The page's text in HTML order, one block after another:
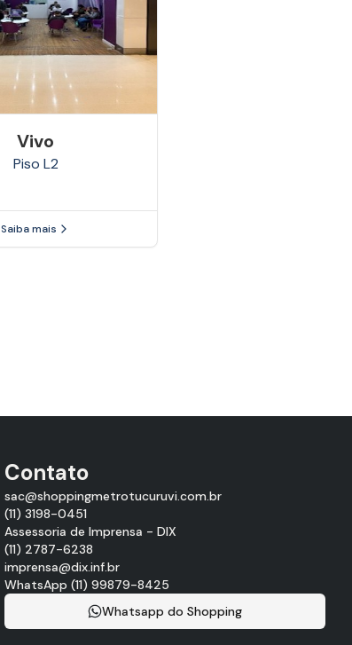
Vivo
Piso L2
Saiba mais
Contato
sac@shoppingmetrotucuruvi.com.br
(11) 3198-0451
Assessoria de Imprensa - DIX
(11) 2787-6238
imprensa@dix.inf.br
WhatsApp (11) 99879-8425
Whatsapp do Shopping